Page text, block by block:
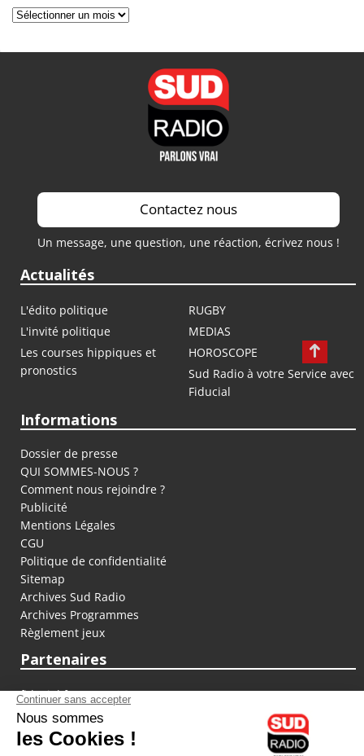
Archives
Contactez nous
Un message, une question, une réaction, écrivez nous !
Actualités
L'édito politique
RUGBY
L'invité politique
MEDIAS
Les courses hippiques et
pronostics
HOROSCOPE
Sud Radio à votre Service avec
Fiducial
Informations
Dossier de presse
QUI SOMMES-NOUS ?
Comment nous rejoindre ?
Publicité
Mentions Légales
CGU
Politique de confidentialité
Sitemap
Archives Sud Radio
Archives Programmes
Règlement jeux
Partenaires
fiducial.fr
lyoncapitale.fr
olympique-et-lyonnais.com